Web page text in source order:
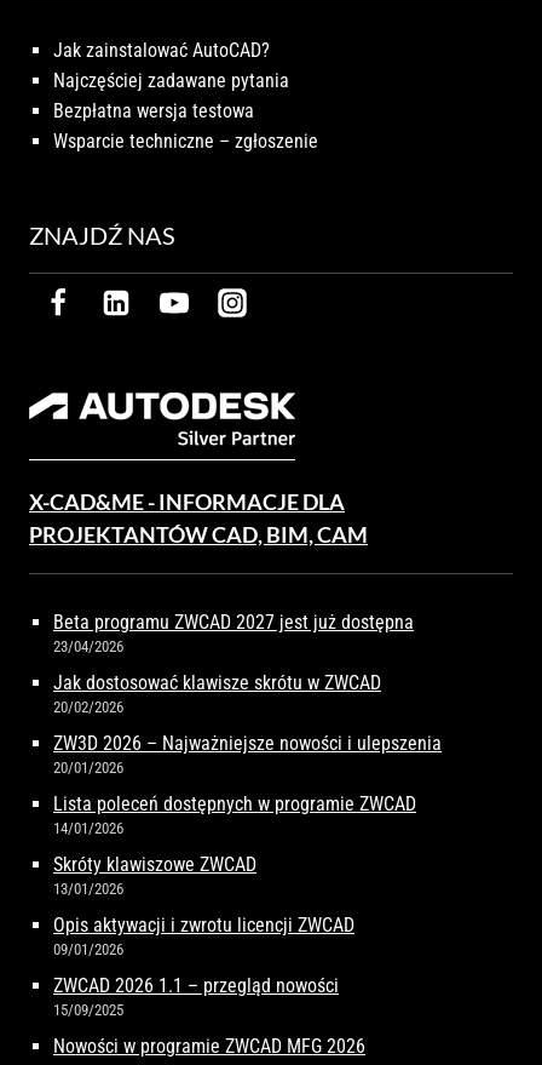
Jak zainstalować AutoCAD?
Najczęściej zadawane pytania
Bezpłatna wersja testowa
Wsparcie techniczne – zgłoszenie
ZNAJDŹ NAS
X-CAD&ME - INFORMACJE DLA
PROJEKTANTÓW CAD, BIM, CAM
Beta programu ZWCAD 2027 jest już dostępna
23/04/2026
Jak dostosować klawisze skrótu w ZWCAD
20/02/2026
ZW3D 2026 – Najważniejsze nowości i ulepszenia
20/01/2026
Lista poleceń dostępnych w programie ZWCAD
14/01/2026
Skróty klawiszowe ZWCAD
13/01/2026
Opis aktywacji i zwrotu licencji ZWCAD
09/01/2026
ZWCAD 2026 1.1 – przegląd nowości
15/09/2025
Nowości w programie ZWCAD MFG 2026